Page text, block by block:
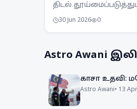
தன்னார்வலர்
திடல்
தன்னார்வலர்களை
Selangor Maritime
30 Jun 2026 0
Astro Awani
காசா உதவி:
Astro Awani• 13